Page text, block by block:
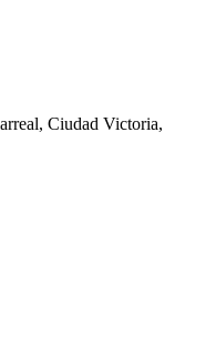
Ciudad Victoria,